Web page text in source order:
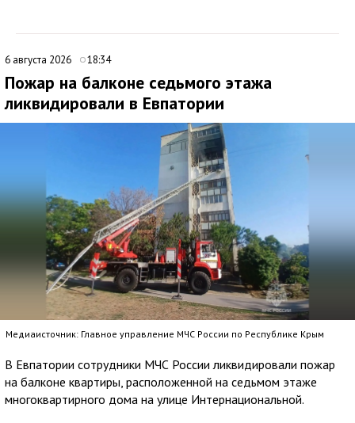
6 августа 2026 18:34
Пожар на балконе седьмого этажа
ликвидировали в Евпатории
Медиаисточник: Главное управление МЧС России по Республике Крым
В Евпатории сотрудники МЧС России ликвидировали пожар
на балконе квартиры, расположенной на седьмом этаже
многоквартирного дома на улице Интернациональной.